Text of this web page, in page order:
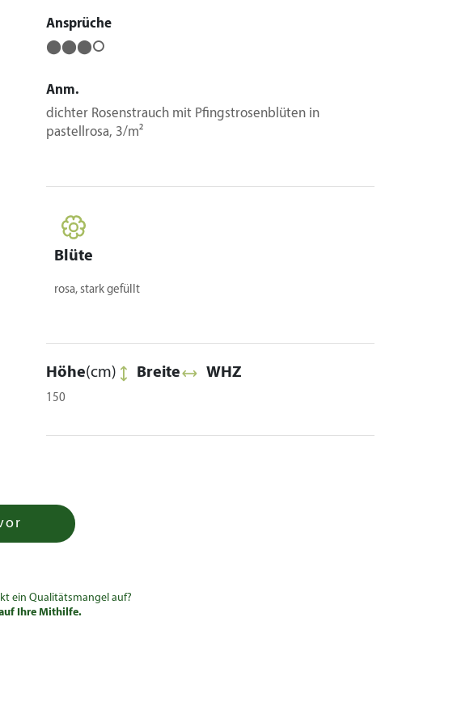
Ansprüche
⬤⬤⬤⭘
Anm.
dichter Rosenstrauch mit Pfingstrosenblüten in
pastellrosa, 3/m²
Blüte
rosa, stark gefüllt
Höhe(cm)
150
Breite WHZ
ein Qualitätsmangel auf?
Ihre Mithilfe.